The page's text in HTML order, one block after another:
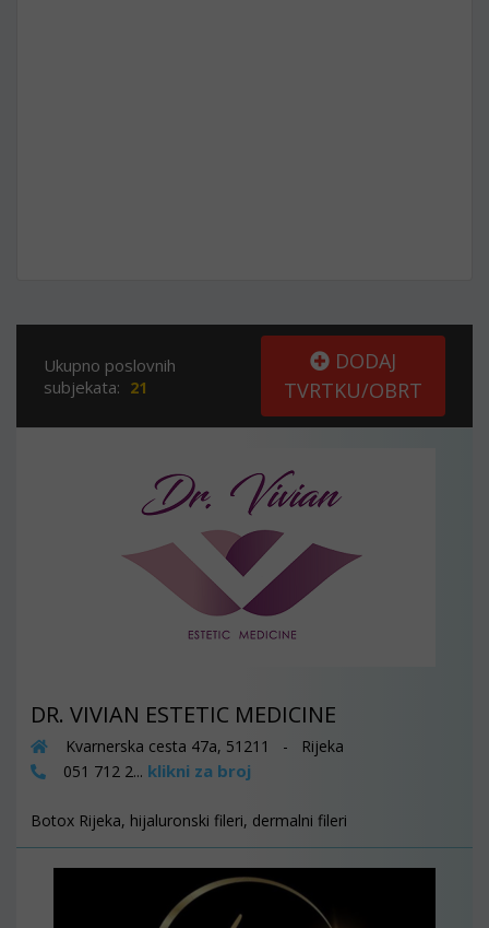
Ukupno poslovnih
subjekata: 21
DODAJ
TVRTKU/OBRT
DR. VIVIAN ESTETIC MEDICINE
Kvarnerska cesta 47a, 51211 - Rijeka
051 712 2... klikni za broj
Botox Rijeka, hijaluronski fileri, dermalni fileri